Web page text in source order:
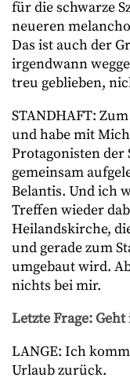
für die schwarze
neueren
Das ist auch der
irgendwann
treu geblieben,
STANDHAFT:
und habe mit
Protagonisten der
gemeinsam
Belantis. Und ich
Treffen wieder
Heilandskirche,
und gerade zum
umgebaut wird.
nichts bei mir.
Letzte Frage:
LANGE: Ich
Urlaub zurück.